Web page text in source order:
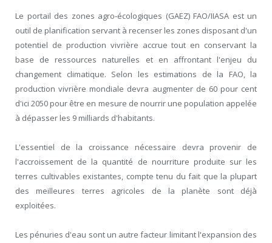
Le portail des zones agro-écologiques (GAEZ) FAO/IIASA est un
outil de planification servant à recenser les zones disposant d'un
potentiel de production vivrière accrue tout en conservant la
base de ressources naturelles et en affrontant l'enjeu du
changement climatique. Selon les estimations de la FAO, la
production vivrière mondiale devra augmenter de 60 pour cent
d'ici 2050 pour être en mesure de nourrir une population appelée
à dépasser les 9 milliards d'habitants.
L'essentiel de la croissance nécessaire devra provenir de
l'accroissement de la quantité de nourriture produite sur les
terres cultivables existantes, compte tenu du fait que la plupart
des meilleures terres agricoles de la planète sont déjà
exploitées.
Les pénuries d'eau sont un autre facteur limitant l'expansion des